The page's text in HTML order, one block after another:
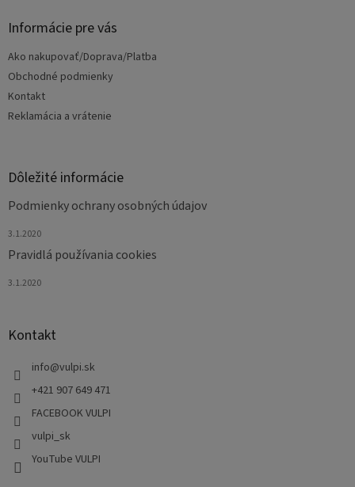
Informácie pre vás
Ako nakupovať/Doprava/Platba
Obchodné podmienky
Kontakt
Reklamácia a vrátenie
Dôležité informácie
Podmienky ochrany osobných údajov
3.1.2020
Pravidlá používania cookies
3.1.2020
Kontakt
info@vulpi.sk
+421 907 649 471
FACEBOOK VULPI
vulpi_sk
YouTube VULPI